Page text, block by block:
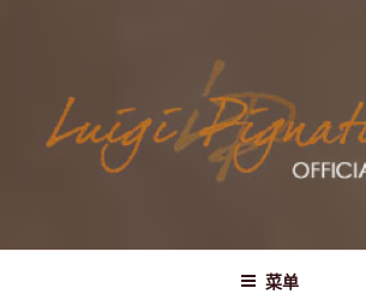
IGGY LUIGI
Official Website
菜单